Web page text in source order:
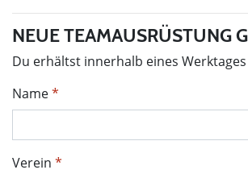
NEUE TEAMAUSRÜSTUNG
Du erhältst innerhalb eines
Name
Verein